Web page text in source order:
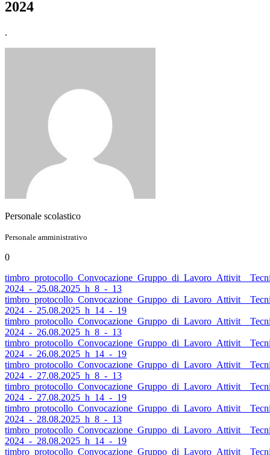
2024
.
Personale scolastico
Personale amministrativo
0
2024_-_25.08.2025_h_8_-_13
2024_-_25.08.2025_h_14_-_19
2024_-_26.08.2025_h_8_-_13
2024_-_26.08.2025_h_14_-_19
2024_-_27.08.2025_h_8_-_13
2024_-_27.08.2025_h_14_-_19
2024_-_28.08.2025_h_8_-_13
2024_-_28.08.2025_h_14_-_19